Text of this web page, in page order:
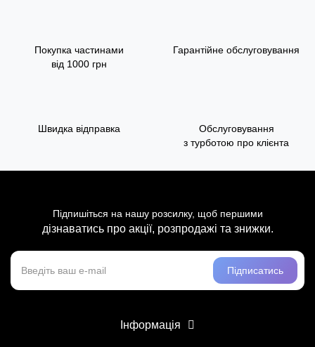
Покупка частинами
від 1000 грн
Гарантійне обслуговування
Швидка відправка
Обслуговування
з турботою про клієнта
Підпишіться на нашу розсилку, щоб першими
дізнаватись про акції, розпродажі та знижки.
Підписатись
Інформація